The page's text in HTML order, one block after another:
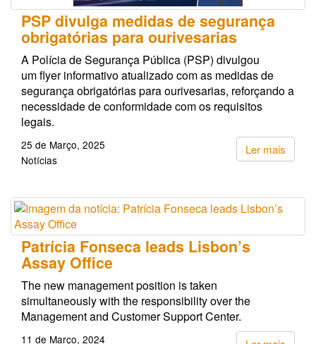
PSP divulga medidas de segurança
obrigatórias para ourivesarias
A Polícia de Segurança Pública (PSP) divulgou
um flyer informativo atualizado com as medidas de
segurança obrigatórias para ourivesarias, reforçando a
necessidade de conformidade com os requisitos
legais.
Ler mais
25 de Março, 2025
Notícias
Patrícia Fonseca leads Lisbon’s
Assay Office
The new management position is taken
simultaneously with the responsibility over the
Management and Customer Support Center.
11 de Março, 2024